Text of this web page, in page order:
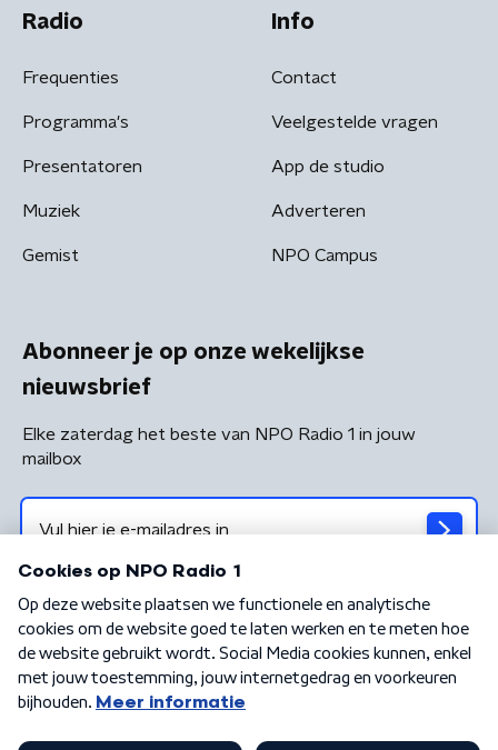
Radio
Frequenties
Programma's
Presentatoren
Muziek
Gemist
Info
Contact
Veelgestelde vragen
App de studio
Adverteren
NPO Campus
Abonneer je op onze wekelijkse
nieuwsbrief
Elke zaterdag het beste van NPO Radio 1 in jouw
mailbox
Algemene voorwaarden